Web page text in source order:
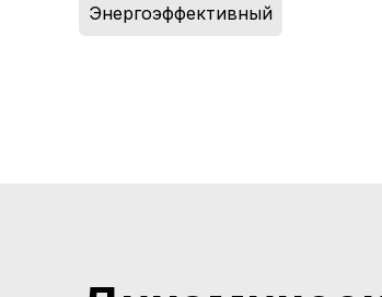
Энергоэффективный